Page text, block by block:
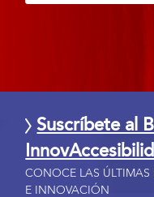
Suscríbete al
CONOCE LAS ÚLTIMAS
E INNOVACIÓN